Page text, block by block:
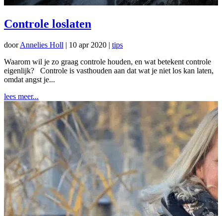
Controle loslaten
doorAnnelies Holl | 10 apr 2020 | tips
Waarom wil je zo graag controle houden, en wat betekent controle
eigenlijk? Controle is vasthouden aan dat wat je niet los kan laten,
omdat angst je...
lees meer...